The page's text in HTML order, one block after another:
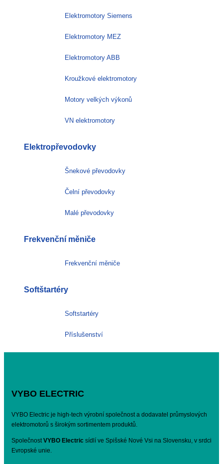
Elektromotory Siemens
Elektromotory MEZ
Elektromotory ABB
Kroužkové elektromotory
Motory velkých výkonů
VN elektromotory
Elektropřevodovky
Šnekové převodovky
Čelní převodovky
Malé převodovky
Frekvenční měniče
Frekvenční měniče
Softštartéry
Softstartéry
Příslušenství
VYBO ELECTRIC
VYBO Electric je high-tech výrobní společnost a dodavatel průmyslových
elektromotorů s širokým sortimentem produktů.
SpolečnostVYBO Electric sídlí ve Spišské Nové Vsi na Slovensku, v srdci
Evropské unie.